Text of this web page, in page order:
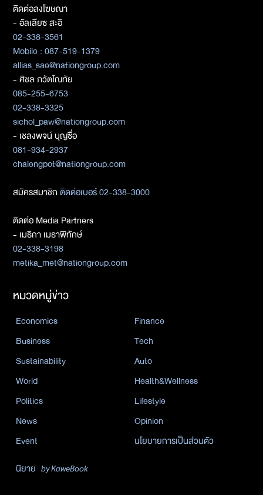
ติดต่อลงโฆษณา
- อัลเลียซ สะอิ
02-338-3561
Mobile : 087-519-1379
allias_sae@nationgroup.com
- ศิชล ภวัตโณทัย
085-255-6753
02-338-3325
sichol_paw@nationgroup.com
- เชลงพจน์ บุญซื่อ
081-934-2937
chalengpot@nationgroup.com
สมัครสมาชิกติดต่อเบอร์ 02-338-3000
ติดต่อ Media Partners
- เมธิกา เมธาพิทักษ์
02-338-3198
metika_met@nationgroup.com
หมวดหมู่ข่าว
Economics
Finance
Business
Tech
Sustainability
Auto
World
Health&Wellness
Politics
Lifestyle
News
Opinion
Event
นโยบายการเป็นส่วนตัว
นิยาย by KaweBook